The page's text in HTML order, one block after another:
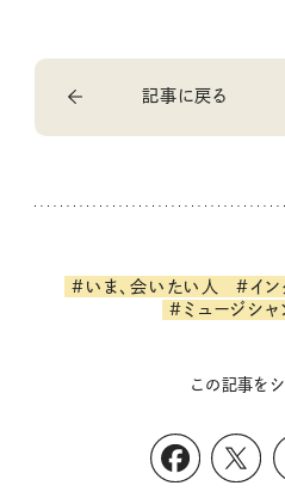
記事に戻る
#いま、会いたい人 #イン
#ミュージシャ
この記事を